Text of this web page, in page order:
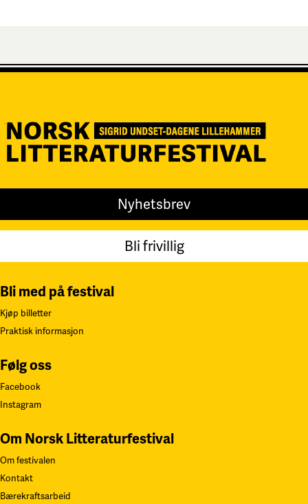
Nyhetsbrev
Bli frivillig
Bli med på festival
Kjøp billetter
Praktisk informasjon
Følg oss
Facebook
Instagram
Om Norsk Litteraturfestival
Om festivalen
Kontakt
Bærekraftsarbeid